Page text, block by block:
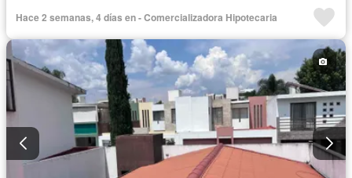
Internet
Jardín Recámara con closet
Seguridad
Televisión por cable
Vista panorámica
Permite mascotas
Permite niños
Solo familias
Sin amueblar
Hace 2 semanas, 4 días en - Comercializadora Hipotecaria